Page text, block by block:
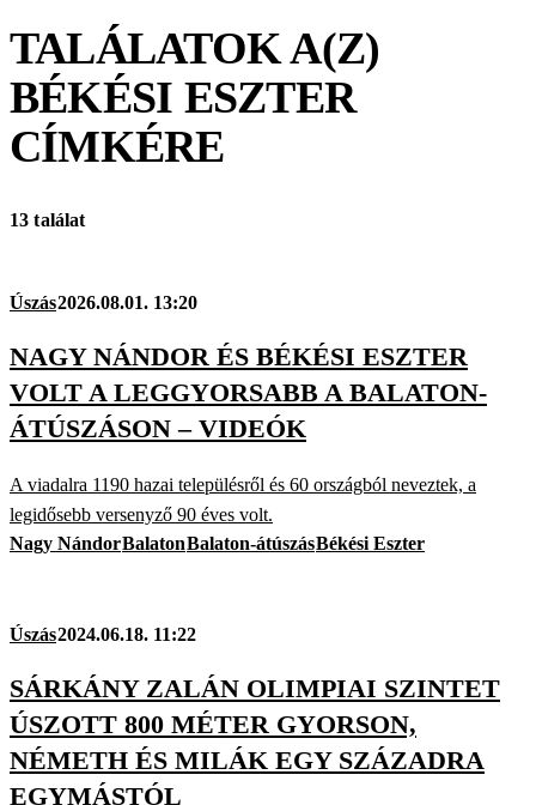
TALÁLATOK A(Z)
BÉKÉSI ESZTER
CÍMKÉRE
13 találat
Úszás2026.08.01. 13:20
NAGY NÁNDOR ÉS BÉKÉSI ESZTER
VOLT A LEGGYORSABB A BALATON-
ÁTÚSZÁSON – VIDEÓK
A viadalra 1190 hazai településről és 60 országból neveztek, a
legidősebb versenyző 90 éves volt.
Nagy NándorBalatonBalaton-átúszásBékési Eszter
Úszás2024.06.18. 11:22
SÁRKÁNY ZALÁN OLIMPIAI SZINTET
ÚSZOTT 800 MÉTER GYORSON,
NÉMETH ÉS MILÁK EGY SZÁZADRA
EGYMÁSTÓL